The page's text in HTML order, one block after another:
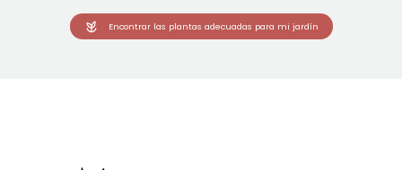
Encontrar las plantas adecuadas para mi jardín